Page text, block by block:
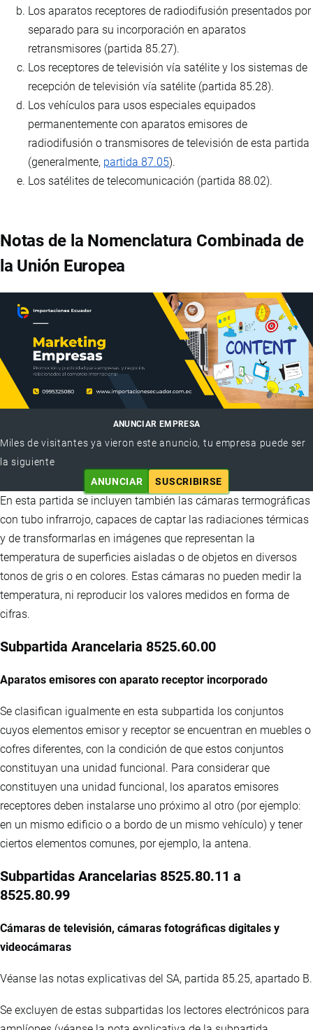
Los aparatos receptores de radiodifusión presentados por
separado para su incorporación en aparatos
retransmisores (partida 85.27).
Los receptores de televisión vía satélite y los sistemas de
recepción de televisión vía satélite (partida 85.28).
Los vehículos para usos especiales equipados
permanentemente con aparatos emisores de
radiodifusión o transmisores de televisión de esta partida
(generalmente, partida 87.05).
Los satélites de telecomunicación (partida 88.02).
Notas de la Nomenclatura Combinada de
la Unión Europea
ANUNCIAR EMPRESA
Miles de visitantes ya vieron este anuncio, tu empresa puede ser
la siguiente
ANUNCIAR
SUSCRIBIRSE
En esta partida se incluyen también las cámaras termográficas
con tubo infrarrojo, capaces de captar las radiaciones térmicas
y de transformarlas en imágenes que representan la
temperatura de superficies aisladas o de objetos en diversos
tonos de gris o en colores. Estas cámaras no pueden medir la
temperatura, ni reproducir los valores medidos en forma de
cifras.
Subpartida Arancelaria 8525.60.00
Aparatos emisores con aparato receptor incorporado
Se clasifican igualmente en esta subpartida los conjuntos
cuyos elementos emisor y receptor se encuentran en muebles o
cofres diferentes, con la condición de que estos conjuntos
constituyan una unidad funcional. Para considerar que
constituyen una unidad funcional, los aparatos emisores
receptores deben instalarse uno próximo al otro (por ejemplo:
en un mismo edificio o a bordo de un mismo vehículo) y tener
ciertos elementos comunes, por ejemplo, la antena.
Subpartidas Arancelarias 8525.80.11 a
8525.80.99
Cámaras de televisión, cámaras fotográficas digitales y
videocámaras
Véanse las notas explicativas del SA, partida 85.25, apartado B.
Se excluyen de estas subpartidas los lectores electrónicos para